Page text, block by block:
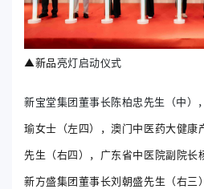
▲新品亮灯启动仪式
新宝堂集团董事长陈柏忠先生（中）
瑜女士（左四），澳门中医药大健康
先生（右四），广东省中医院副院长
新方盛集团董事长刘朝盛先生（右三